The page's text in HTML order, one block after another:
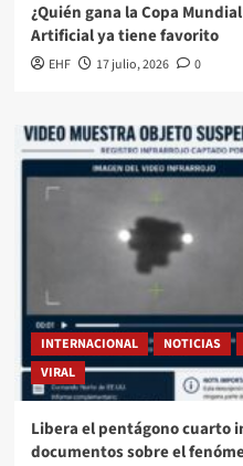
¿Quién gana la Copa
Artificial ya tiene favorito
EHF 17 julio, 2026 0
INTERNACIONAL NOTICIAS
VIRAL
Libera el pentágono cuarto
documentos sobre el